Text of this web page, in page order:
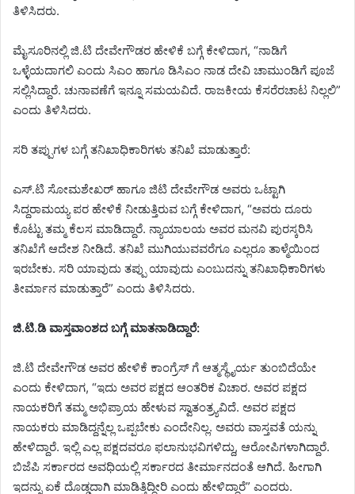
ತಿಳಿಸಿದರು.
ಮೈಸೂರಿನಲ್ಲಿ ಜಿ.ಟಿ ದೇವೇಗೌಡರ ಹೇಳಿಕೆ ಬಗ್ಗೆ ಕೇಳಿದಾಗ, “ನಾಡಿಗೆ
ಒಳ್ಳೆಯದಾಗಲಿ ಎಂದು ಸಿಎಂ ಹಾಗೂ ಡಿಸಿಎಂ ನಾಡ ದೇವಿ ಚಾಮುಂಡಿಗೆ ಪೂಜೆ
ಸಲ್ಲಿಸಿದ್ದಾರೆ. ಚುನಾವಣೆಗೆ ಇನ್ನೂ ಸಮಯವಿದೆ. ರಾಜಕೀಯ ಕೆಸರೆರಚಾಟ ನಿಲ್ಲಲಿ”
ಎಂದು ತಿಳಿಸಿದರು.
ಸರಿ ತಪ್ಪುಗಳ ಬಗ್ಗೆ ತನಿಖಾಧಿಕಾರಿಗಳು ತನಿಖೆ ಮಾಡುತ್ತಾರೆ:
ಎಸ್.ಟಿ ಸೋಮಶೇಖರ್ ಹಾಗೂ ಜಿಟಿ ದೇವೇಗೌಡ ಅವರು ಒಟ್ಟಾಗಿ
ಸಿದ್ದರಾಮಯ್ಯ ಪರ ಹೇಳಿಕೆ ನೀಡುತ್ತಿರುವ ಬಗ್ಗೆ ಕೇಳಿದಾಗ, “ಅವರು ದೂರು
ಕೊಟ್ಟು ತಮ್ಮ ಕೆಲಸ ಮಾಡಿದ್ದಾರೆ. ನ್ಯಾಯಾಲಯ ಅವರ ಮನವಿ ಪುರಸ್ಕರಿಸಿ
ತನಿಖೆಗೆ ಆದೇಶ ನೀಡಿದೆ. ತನಿಖೆ ಮುಗಿಯುವವರೆಗೂ ಎಲ್ಲರೂ ತಾಳ್ಮೆಯಿಂದ
ಇರಬೇಕು. ಸರಿ ಯಾವುದು ತಪ್ಪು ಯಾವುದು ಎಂಬುದನ್ನು ತನಿಖಾಧಿಕಾರಿಗಳು
ತೀರ್ಮಾನ ಮಾಡುತ್ತಾರೆ” ಎಂದು ತಿಳಿಸಿದರು.
ಜಿ.ಟಿ.ಡಿ ವಾಸ್ತವಾಂಶದ ಬಗ್ಗೆ ಮಾತನಾಡಿದ್ದಾರೆ:
ಜಿ.ಟಿ ದೇವೇಗೌಡ ಅವರ ಹೇಳಿಕೆ ಕಾಂಗ್ರೆಸ್ ಗೆ ಆತ್ಮಸ್ಥೈರ್ಯ ತುಂಬಿದೆಯೇ
ಎಂದು ಕೇಳಿದಾಗ, “ಇದು ಅವರ ಪಕ್ಷದ ಆಂತರಿಕ ವಿಚಾರ. ಅವರ ಪಕ್ಷದ
ನಾಯಕರಿಗೆ ತಮ್ಮ ಅಭಿಪ್ರಾಯ ಹೇಳುವ ಸ್ವಾತಂತ್ರ್ಯವಿದೆ. ಅವರ ಪಕ್ಷದ
ನಾಯಕರು ಮಾಡಿದ್ದನ್ನೆಲ್ಲ ಒಪ್ಪಬೇಕು ಎಂದೇನಿಲ್ಲ. ಅವರು ವಾಸ್ತವತೆ ಯನ್ನು
ಹೇಳಿದ್ದಾರೆ. ಇಲ್ಲಿ ಎಲ್ಲ ಪಕ್ಷದವರೂ ಫಲಾನುಭವಿಗಳಿದ್ದು, ಆರೋಪಿಗಳಾಗಿದ್ದಾರೆ.
ಬಿಜೆಪಿ ಸರ್ಕಾರದ ಅವಧಿಯಲ್ಲಿ ಸರ್ಕಾರದ ತೀರ್ಮಾನದಂತೆ ಆಗಿದೆ. ಹೀಗಾಗಿ
ಇದನ್ನು ಏಕೆ ದೊಡ್ಡದಾಗಿ ಮಾಡಿತ್ತಿದ್ದೀರಿ ಎಂದು ಹೇಳಿದ್ದಾರೆ” ಎಂದರು.